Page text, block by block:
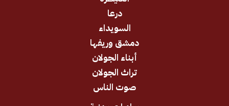
دمشق وريفها
أبناء الجولان
تراث الجولان
صوت الناس